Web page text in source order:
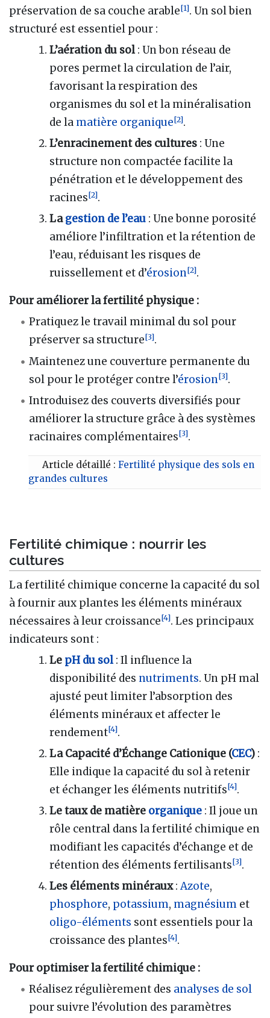
préservation de sa couche arable[1]. Un sol bien
structuré est essentiel pour :
L’aération du sol: Un bon réseau de
pores permet la circulation de l’air,
favorisant la respiration des
organismes du sol et la minéralisation
de la matière organique[2].
L’enracinement des cultures : Une
structure non compactée facilite la
pénétration et le développement des
racines[2].
Lagestion de l’eau : Une bonne porosité
améliore l’infiltration et la rétention de
l’eau, réduisant les risques de
ruissellement et d’érosion[2].
Pour améliorer la fertilité physique :
Pratiquez le travail minimal du sol pour
préserver sa structure[3].
Maintenez une couverture permanente du
sol pour le protéger contre l’érosion[3].
Introduisez des couverts diversifiés pour
améliorer la structure grâce à des systèmes
racinaires complémentaires[3].
Article détaillé :Fertilité physique des sols en
grandes cultures
Fertilité chimique : nourrir les
cultures
La fertilité chimique concerne la capacité du sol
à fournir aux plantes les éléments minéraux
nécessaires à leur croissance[4]. Les principaux
indicateurs sont :
Le pH du sol: Il influence la
disponibilité des nutriments. Un pH mal
ajusté peut limiter l’absorption des
éléments minéraux et affecter le
rendement[4].
La Capacité d’Échange Cationique (CEC) :
Elle indique la capacité du sol à retenir
et échanger les éléments nutritifs[4].
Le taux de matière organique : Il joue un
rôle central dans la fertilité chimique en
modifiant les capacités d’échange et de
rétention des éléments fertilisants[3].
Les éléments minéraux:Azote,
phosphore, potassium, magnésium et
oligo-éléments sont essentiels pour la
croissance des plantes[4].
Pour optimiser la fertilité chimique :
Réalisez régulièrement des analyses de sol
pour suivre l’évolution des paramètres